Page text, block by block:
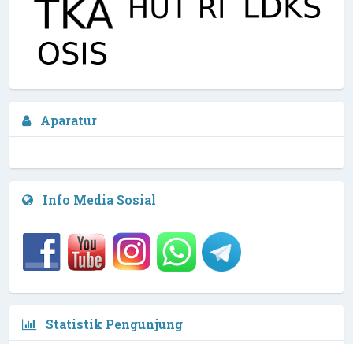
Aparatur
2 / 4
Waka Kurikulim
NIPD :
Info Media Sosial
Statistik Pengunjung